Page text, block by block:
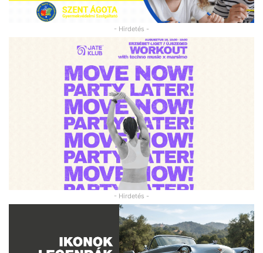
- Hirdetés -
- Hirdetés -